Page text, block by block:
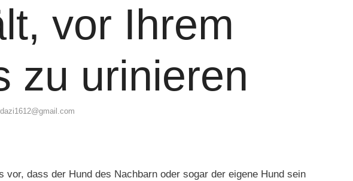
vor Ihrem
zu urinieren
vor, dass der Hund des Nachbarn oder sogar der eigene Hund sein